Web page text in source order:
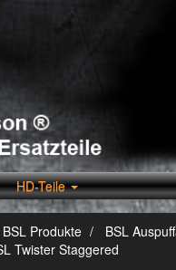
HD-Teile
BSL Produkte BSL
Twister Staggered